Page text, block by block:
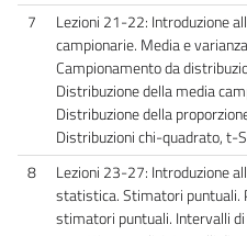
7
Lezioni 21-22: Introduzione
campionarie. Media e
Campionamento da
Distribuzione della media
Distribuzione della
Distribuzioni chi-quadrato, t-
8
Lezioni 23-27: Introduzione
statistica. Stimatori puntuali.
stimatori puntuali. Intervalli di